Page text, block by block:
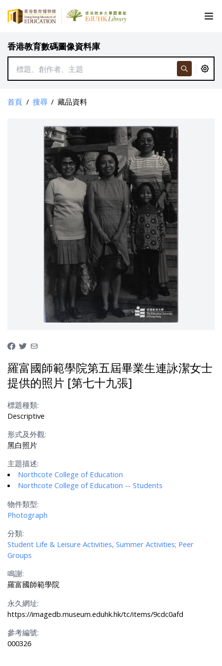
香港教育數碼圖像資料庫
首頁 / 搜尋 / 藏品資料
羅富國師範學院第五屆畢業生連詠潔女士
提供的照片 [第七十九張]
標題種類:
Descriptive
形式及外觀:
黑白照片
主題描述:
Northcote College of Education
Northcote College of Education -- Students
物件類型:
Photograph
分類:
Student Life & Leisure Activities, Summer Activities; Peer
Groups
鳴謝:
羅富國師範學院
永久網址:
https://imagedb.museum.eduhk.hk/tc/items/9cdc0afd
參考編號:
000326